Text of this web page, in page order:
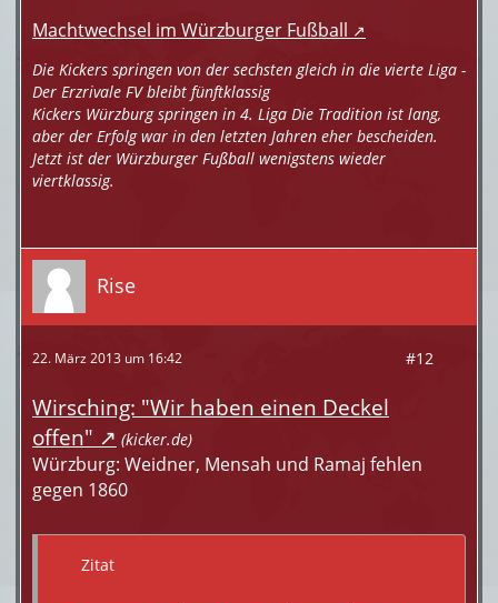
Machtwechsel im Würzburger Fußball
Die Kickers springen von der sechsten gleich in die vierte Liga -
Der Erzrivale FV bleibt fünftklassig
Kickers Würzburg springen in 4. Liga Die Tradition ist lang,
aber der Erfolg war in den letzten Jahren eher bescheiden.
Jetzt ist der Würzburger Fußball wenigstens wieder
viertklassig.
Rise
22. März 2013 um 16:42 #12
Wirsching: "Wir haben einen Deckel
offen"
(kicker.de)
Würzburg: Weidner, Mensah und Ramaj fehlen
gegen 1860
Zitat